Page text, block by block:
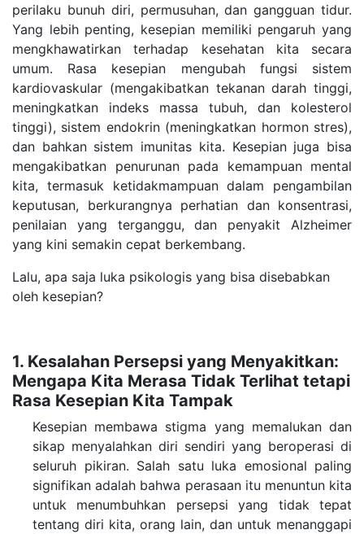
perilaku bunuh diri, permusuhan, dan gangguan tidur.
Yang lebih penting, kesepian memiliki pengaruh yang
mengkhawatirkan terhadap kesehatan kita secara
umum. Rasa kesepian mengubah fungsi sistem
kardiovaskular (mengakibatkan tekanan darah tinggi,
meningkatkan indeks massa tubuh, dan kolesterol
tinggi), sistem endokrin (meningkatkan hormon stres),
dan bahkan sistem imunitas kita. Kesepian juga bisa
mengakibatkan penurunan pada kemampuan mental
kita, termasuk ketidakmampuan dalam pengambilan
keputusan, berkurangnya perhatian dan konsentrasi,
penilaian yang terganggu, dan penyakit Alzheimer
yang kini semakin cepat berkembang.
Lalu, apa saja luka psikologis yang bisa disebabkan
oleh kesepian?
1. Kesalahan Persepsi yang Menyakitkan:
Mengapa Kita Merasa Tidak Terlihat tetapi
Rasa Kesepian Kita Tampak
Kesepian membawa stigma yang memalukan dan
sikap menyalahkan diri sendiri yang beroperasi di
seluruh pikiran. Salah satu luka emosional paling
signifikan adalah bahwa perasaan itu menuntun kita
untuk menumbuhkan persepsi yang tidak tepat
tentang diri kita, orang lain, dan untuk menanggapi